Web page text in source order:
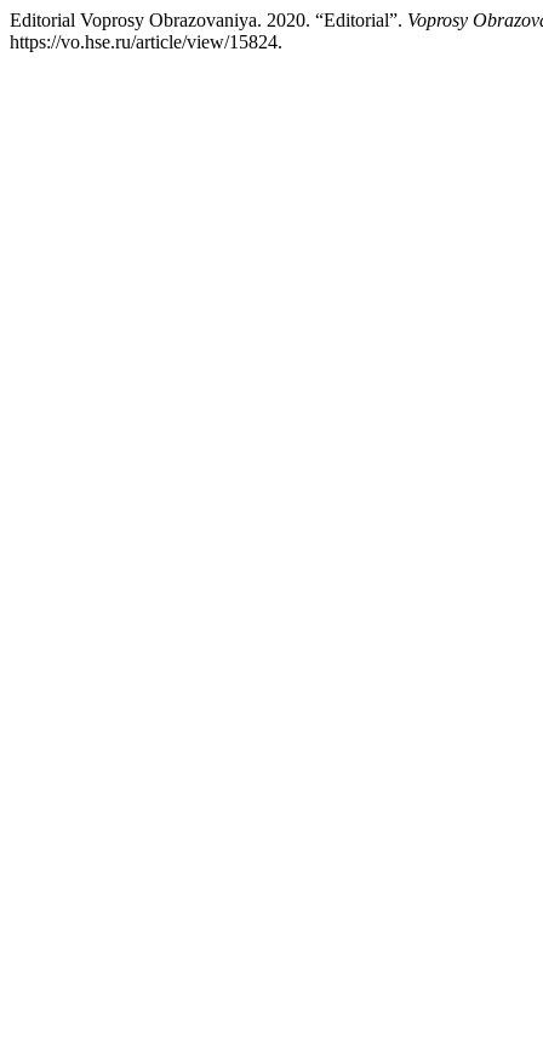
Editorial Voprosy Obrazovaniya. 2020. “Editorial”. Voprosy
https://vo.hse.ru/article/view/15824.